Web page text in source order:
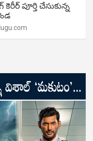
కెరీర్ పూర్తి చేసుకున్న